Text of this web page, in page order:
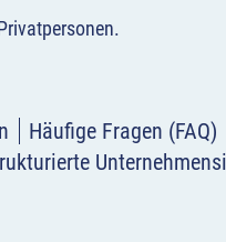
.
Häufige Fragen (FAQ)